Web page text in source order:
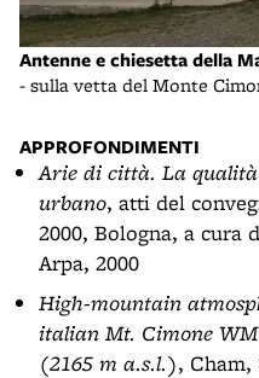
Antenne e chiesetta della
- sulla vetta del Monte
APPROFONDIMENTI
Arie di città. La
urbano, atti del
2000, Bologna, a cura
Arpa, 2000
High-mountain
italian Mt. Cimone
(2165 m a.s.l.), Cham,